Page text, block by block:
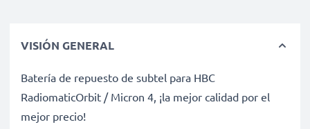
VISIÓN GENERAL
Batería de repuesto de subtel para HBC
RadiomaticOrbit / Micron 4, ¡la mejor calidad por el
mejor precio!